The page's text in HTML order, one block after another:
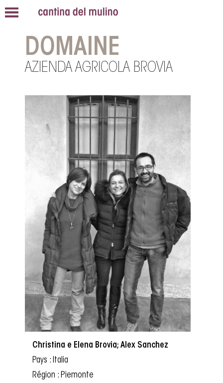
DOMAINE
AZIENDA AGRICOLA BROVIA
Christina e Elena Brovia; Alex Sanchez
Pays : Italia
Région : Piemonte